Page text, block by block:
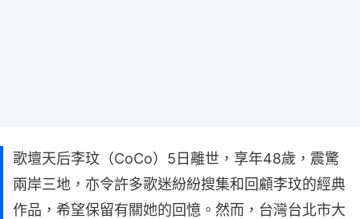
歌壇天后李玟（CoCo）5日離世，享年48歲，震驚
兩岸三地，亦令許多歌迷紛紛搜集和回顧李玟的經典
作品，希望保留有關她的回憶。然而，台灣台北市大